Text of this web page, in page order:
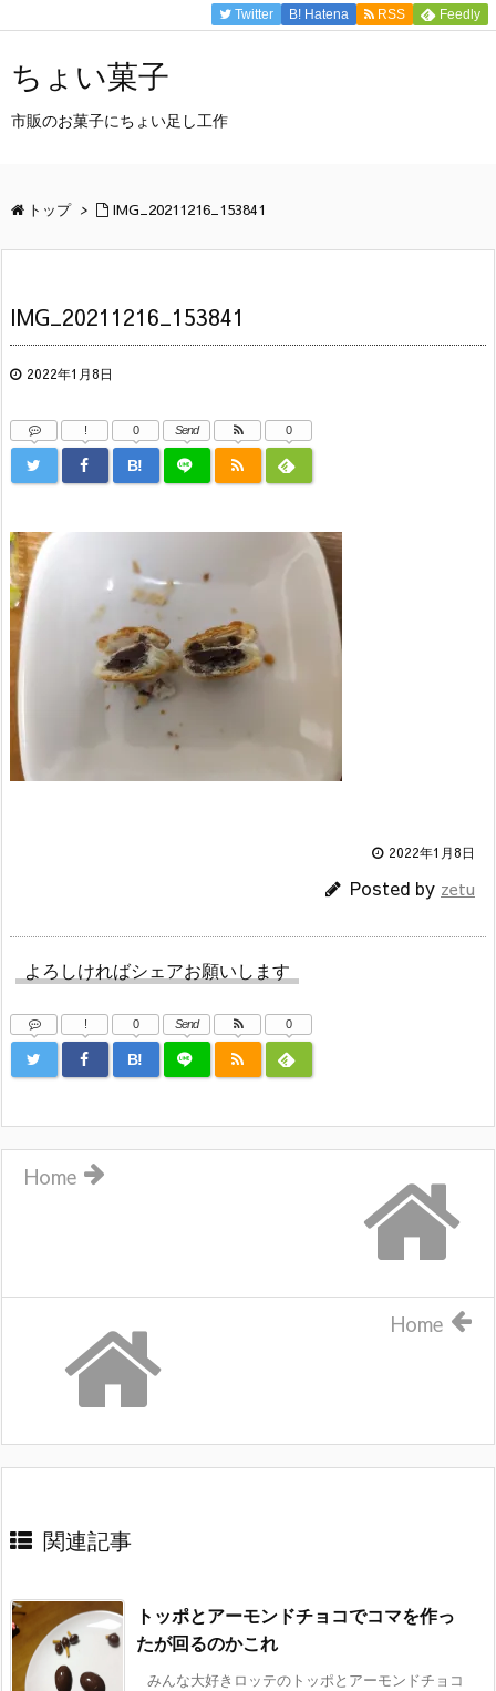
Twitter B! Hatena RSS Feedly
ちょい菓子
市販のお菓子にちょい足し工作
トップ > IMG_20211216_153841
IMG_20211216_153841
2022年1月8日
!
B!
0 Send 0
2022年1月8日
Posted by zetu
よろしければシェアお願いします
!
B!
0 Send 0
Home
Home
関連記事
トッポとアーモンドチョコでコマを作っ
たが回るのかこれ
みんな大好きロッテのトッポとアーモンドチョコ